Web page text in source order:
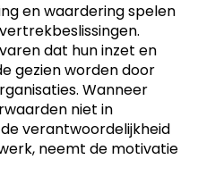
en waardering spelen
dat hun inzet en
gezien worden door
Wanneer
niet in
verantwoordelijkheid
neemt de motivatie